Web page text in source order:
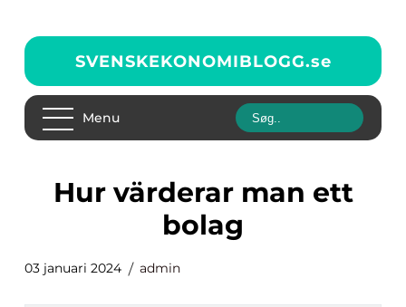
SVENSKEKONOMIBLOGG.se
Menu
hur värderar man ett
bolag
03 januari 2024 admin